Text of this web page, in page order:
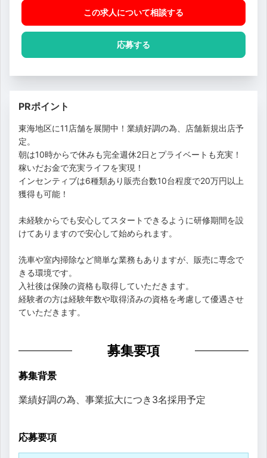
この求人について相談する
応募する
PRポイント
東海地区に11店舗を展開中！業績好調の為、店舗新規出店予
定。
朝は10時からで休みも完全週休2日とプライベートも充実！
稼いだお金で充実ライフを実現！
インセンティブは6種類あり販売台数10台程度で20万円以上
獲得も可能！
未経験からでも安心してスタートできるように研修期間を設
けてありますので安心して始められます。
洗車や室内掃除など簡単な業務もありますが、販売に専念で
きる環境です。
入社後は保険の資格も取得していただきます。
経験者の方は経験年数や取得済みの資格を考慮して優遇させ
ていただきます。
募集要項
募集背景
業績好調の為、事業拡大につき3名採用予定
応募要項